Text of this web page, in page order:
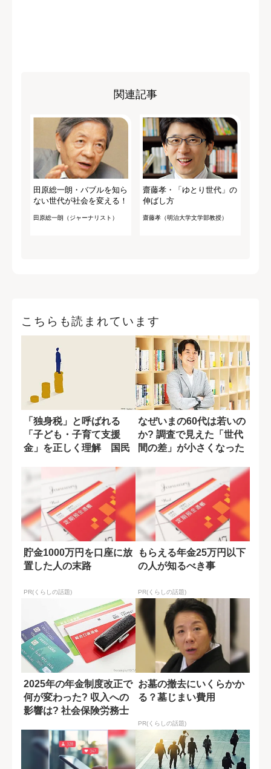
関連記事
田原総一朗・バブルを知ら
ない世代が社会を変える！
田原総一朗（ジャーナリスト）
齋藤孝・「ゆとり世代」の
伸ばし方
齋藤孝（明治大学文学部教授）
こちらも読まれています
「独身税」と呼ばれる
「子ども・子育て支援
金」を正しく理解 国民
なぜいまの60代は若いの
か? 調査で見えた「世代
間の差」が小さくなった
貯金1000万円を口座に放
置した人の末路
PR(くらしの話題)
もらえる年金25万円以下
の人が知るべき事
PR(くらしの話題)
2025年の年金制度改正で
何が変わった? 収入への
影響は? 社会保険労務士
お墓の撤去にいくらかか
る？墓じまい費用
PR(くらしの話題)